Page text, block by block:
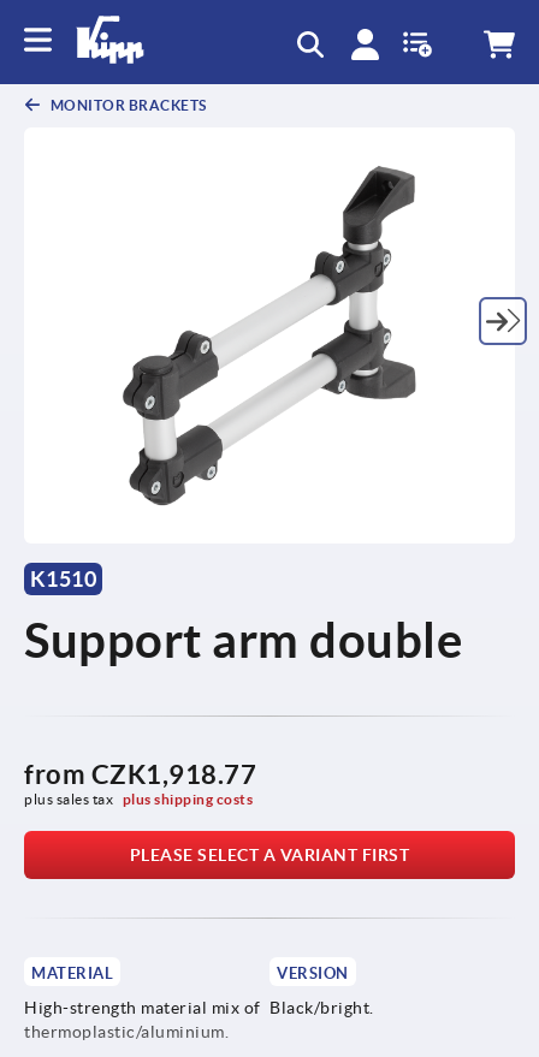
MONITOR BRACKETS
K1510
Support arm double
from CZK1,918.77
plus sales tax plus shipping costs
PLEASE SELECT A VARIANT FIRST
MATERIAL
High-strength material mix of
thermoplastic/aluminium.
VERSION
Black/bright.